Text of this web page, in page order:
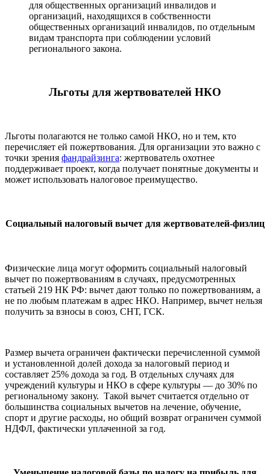
для общественных организаций инвалидов и
организаций, находящихся в собственности
общественных организаций инвалидов, по отдельным
видам транспорта при соблюдении условий
регионального закона.
Льготы для жертвователей НКО
Льготы полагаются не только самой НКО, но и тем, кто
перечисляет ей пожертвования. Для организации это важно с
точки зрения фандрайзинга: жертвователь охотнее
поддерживает проект, когда получает понятные документы и
может использовать налоговое преимущество.
Социальный налоговый вычет для жертвователей-физлиц
Физические лица могут оформить социальный налоговый
вычет по пожертвованиям в случаях, предусмотренных
статьей 219 НК РФ: вычет дают только по пожертвованиям, а
не по любым платежам в адрес НКО. Например, вычет нельзя
получить за взносы в союз, СНТ, ГСК.
Размер вычета ограничен фактически перечисленной суммой
и установленной долей дохода за налоговый период и
составляет 25% дохода за год. В отдельных случаях для
учреждений культуры и НКО в сфере культуры — до 30% по
региональному закону. Такой вычет считается отдельно от
большинства социальных вычетов на лечение, обучение,
спорт и другие расходы, но общий возврат ограничен суммой
НДФЛ, фактически уплаченной за год.